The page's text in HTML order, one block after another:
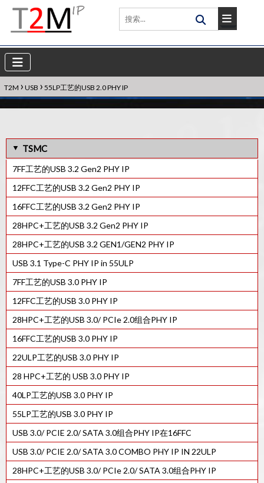
T2M › USB › 55LP工艺的USB 2.0 PHY IP
TSMC
7FF工艺的USB 3.2 Gen2 PHY IP
12FFC工艺的USB 3.2 Gen2 PHY IP
16FFC工艺的USB 3.2 Gen2 PHY IP
28HPC+工艺的USB 3.2 Gen2 PHY IP
28HPC+工艺的USB 3.2 GEN1/GEN2 PHY IP
USB 3.1 Type-C PHY IP in 55ULP
7FF工艺的USB 3.0 PHY IP
12FFC工艺的USB 3.0 PHY IP
28HPC+工艺的USB 3.0/ PCIe 2.0组合PHY IP
16FFC工艺的USB 3.0 PHY IP
22ULP工艺的USB 3.0 PHY IP
28 HPC+工艺的 USB 3.0 PHY IP
40LP工艺的USB 3.0 PHY IP
55LP工艺的USB 3.0 PHY IP
USB 3.0/ PCIE 2.0/ SATA 3.0组合PHY IP在16FFC
USB 3.0/ PCIE 2.0/ SATA 3.0 COMBO PHY IP IN 22ULP
28HPC+工艺的USB 3.0/ PCIe 2.0/ SATA 3.0组合PHY IP